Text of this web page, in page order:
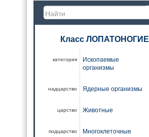
Класс ЛОПАТОНОГИЕ
категория
Ископаемые
организмы
надцарство Ядерные организмы
царство Животные
подцарство Многоклеточные